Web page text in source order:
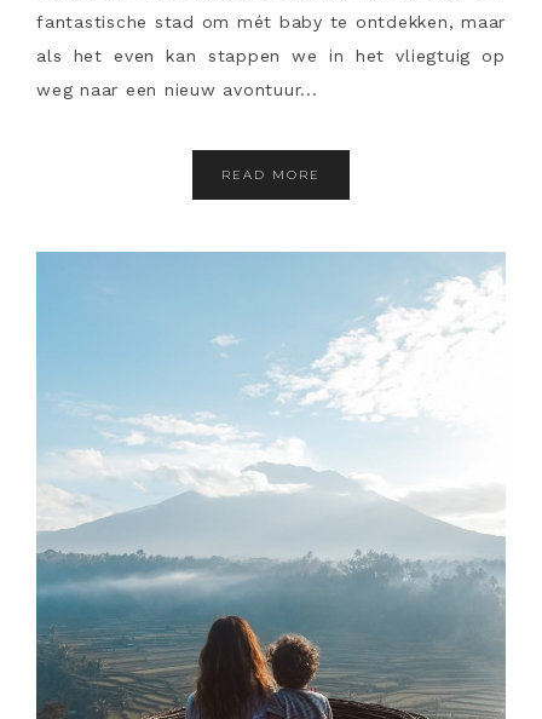
fantastische stad om mét baby te ontdekken, maar
als het even kan stappen we in het vliegtuig op
weg naar een nieuw avontuur...
READ MORE